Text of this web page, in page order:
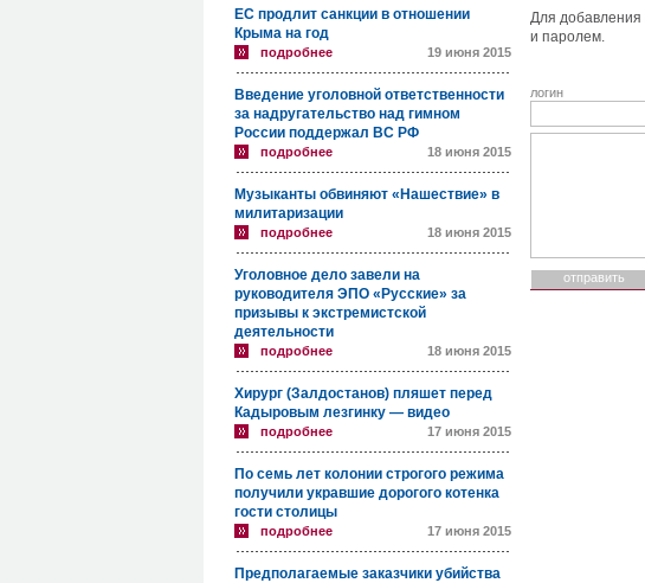
ЕС продлит санкции в отношении
Крыма на год
подробнее 19 июня 2015
Введение уголовной ответственности
за надругательство над гимном
России поддержал ВС РФ
подробнее 18 июня 2015
Музыканты обвиняют «Нашествие» в
милитаризации
подробнее 18 июня 2015
Уголовное дело завели на
руководителя ЭПО «Русские» за
призывы к экстремистской
деятельности
подробнее 18 июня 2015
Хирург (Залдостанов) пляшет перед
Кадыровым лезгинку — видео
подробнее 17 июня 2015
По семь лет колонии строгого режима
получили укравшие дорогого котенка
гости столицы
подробнее 17 июня 2015
Предполагаемые заказчики убийства
Для добавления
и паролем.
логин